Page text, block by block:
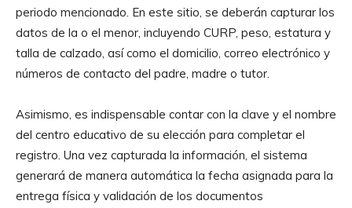
periodo mencionado. En este sitio, se deberán capturar los
datos de la o el menor, incluyendo CURP, peso, estatura y
talla de calzado, así como el domicilio, correo electrónico y
números de contacto del padre, madre o tutor.
Asimismo, es indispensable contar con la clave y el nombre
del centro educativo de su elección para completar el
registro. Una vez capturada la información, el sistema
generará de manera automática la fecha asignada para la
entrega física y validación de los documentos